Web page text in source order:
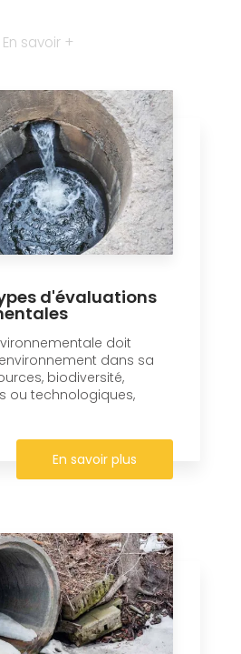
En savoir +
d'évaluations
doit
dans sa
biodiversité,
ou technologiques,
En savoir plus